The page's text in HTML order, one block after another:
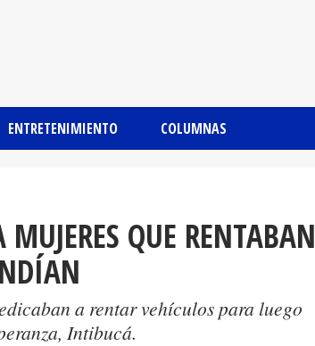
ENTRETENIMIENTO COLUMNAS
QUE RENTABAN
a rentar vehículos para luego
Intibucá.